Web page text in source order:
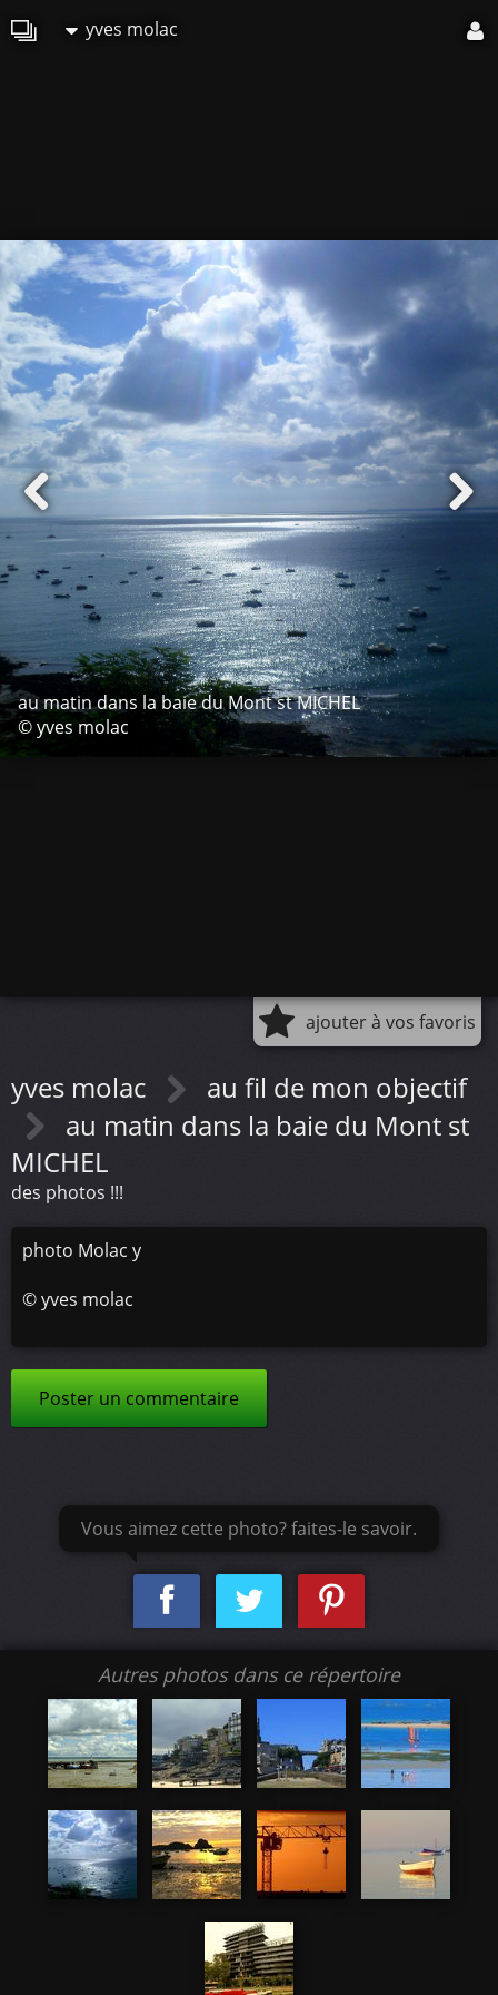
yves molac
au matin dans la baie du Mont st MICHEL
© yves molac
ajouter à vos favoris
yves molac
au fil de mon objectif
au matin dans la baie du Mont st
MICHEL
des photos !!!
photo Molac y
©yves molac
Poster un commentaire
Vous aimez cette photo? faites-le savoir.
Autres photos dans ce répertoire